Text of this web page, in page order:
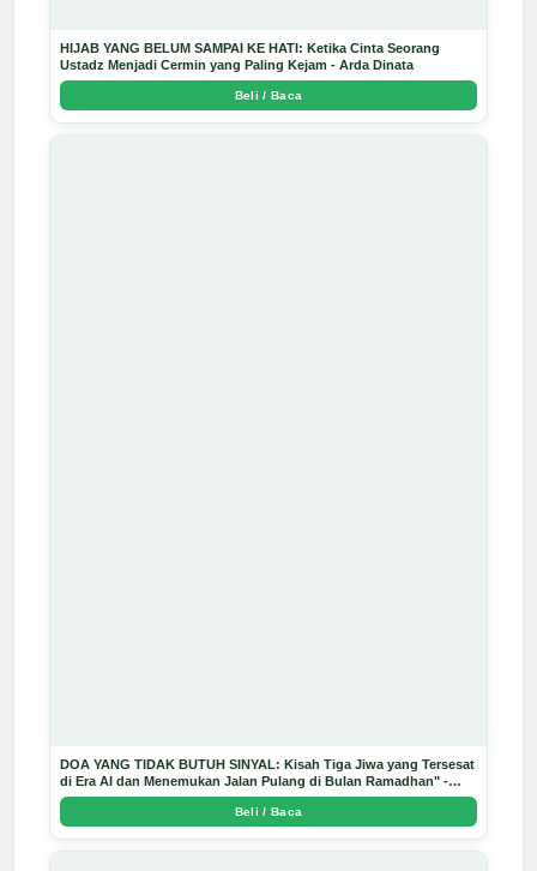
HIJAB YANG BELUM SAMPAI KE HATI: Ketika Cinta Seorang
Ustadz Menjadi Cermin yang Paling Kejam - Arda Dinata
Beli / Baca
DOA YANG TIDAK BUTUH SINYAL: Kisah Tiga Jiwa yang Tersesat
di Era AI dan Menemukan Jalan Pulang di Bulan Ramadhan" -
Arda Dinata
Beli / Baca